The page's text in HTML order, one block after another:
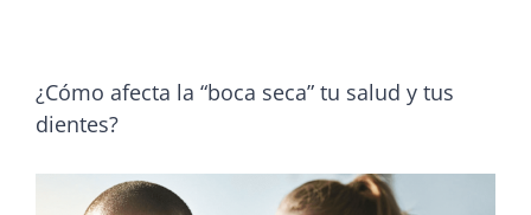
¿Cómo afecta la “boca seca” tu salud y tus
dientes?